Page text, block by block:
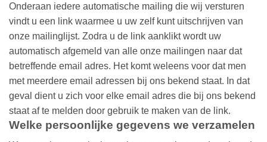
Onderaan iedere automatische mailing die wij versturen
vindt u een link waarmee u uw zelf kunt uitschrijven van
onze mailinglijst. Zodra u de link aanklikt wordt uw
automatisch afgemeld van alle onze mailingen naar dat
betreffende email adres. Het komt weleens voor dat men
met meerdere email adressen bij ons bekend staat. In dat
geval dient u zich voor elke email adres die bij ons bekend
staat af te melden door gebruik te maken van de link.
Welke persoonlijke gegevens we verzamelen